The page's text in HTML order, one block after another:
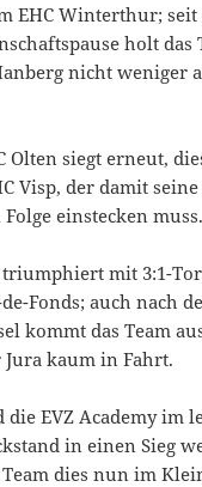
EHC Winterthur; seit
holt das
nicht weniger
Olten siegt erneut,
Visp, der damit
einstecken muss.
mit 3:1-
Fonds; auch nach
kommt das Team
kaum in Fahrt.
EVZ Academy im
in einen Sieg
Team dies nun im